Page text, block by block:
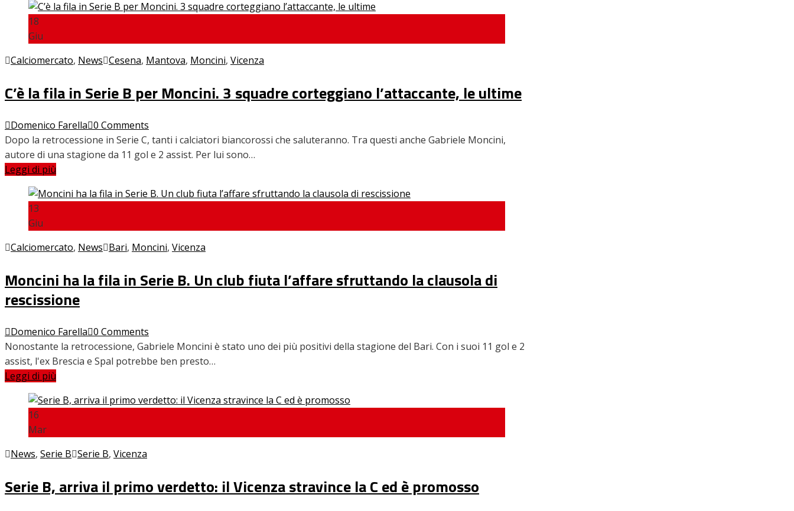
18
Giu
Calciomercato, News Cesena, Mantova, Moncini, Vicenza
C’è la fila in Serie B per Moncini. 3 squadre corteggiano l’attaccante, le ultime
Domenico Farella 0 Comments
Dopo la retrocessione in Serie C, tanti i calciatori biancorossi che saluteranno. Tra questi anche Gabriele Moncini,
autore di una stagione da 11 gol e 2 assist. Per lui sono…
Leggi di più
13
Giu
Calciomercato, News Bari, Moncini, Vicenza
Moncini ha la fila in Serie B. Un club fiuta l’affare sfruttando la clausola di
rescissione
Domenico Farella 0 Comments
Nonostante la retrocessione, Gabriele Moncini è stato uno dei più positivi della stagione del Bari. Con i suoi 11 gol e 2
assist, l'ex Brescia e Spal potrebbe ben presto…
Leggi di più
16
Mar
News, Serie B Serie B, Vicenza
Serie B, arriva il primo verdetto: il Vicenza stravince la C ed è promosso